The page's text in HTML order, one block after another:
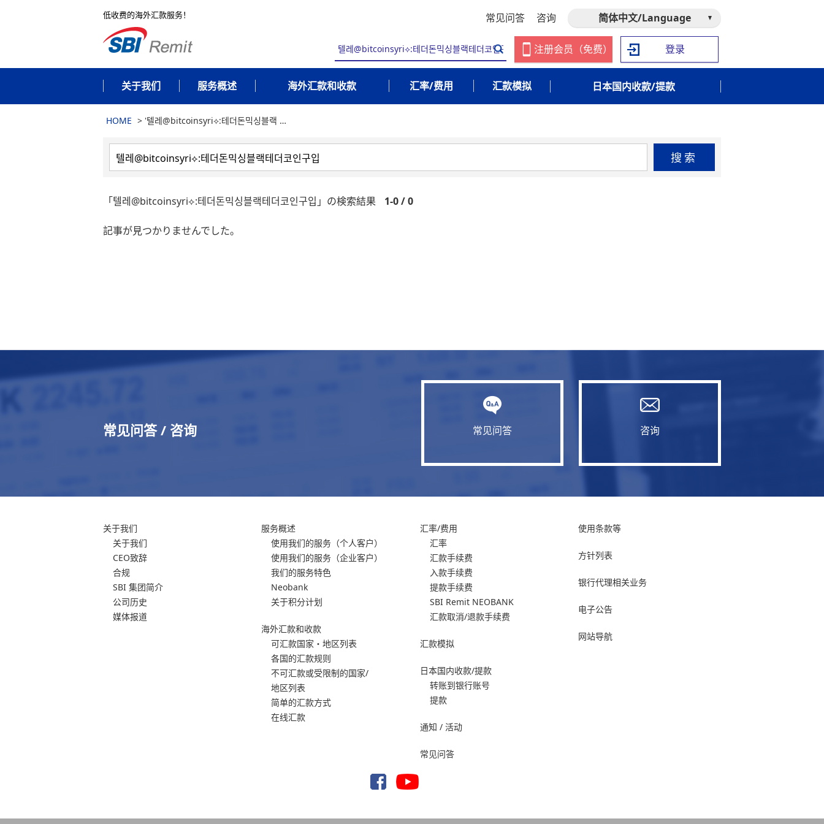
低收费的海外汇款服务！ 常见问答 咨询 简体中文/Language
注册会员（免费） 登录
关于我们 服务概述 海外汇款和收款 汇率/费用 汇款模拟 日本国内收款/提款
HOME > '텔레@bitcoinsyri⟡:테더돈믹싱블랙 …
搜索
「텔레@bitcoinsyri⟡:테더돈믹싱블랙테더코인구입」の検索結果 1-0 / 0
記事が見つかりませんでした。
常见问答 / 咨询 常见问答 咨询
关于我们
关于我们
CEO致辞
合规
SBI 集团简介
公司历史
媒体报道
服务概述
使用我们的服务 （个人客户）
使用我们的服务 （企业客户）
我们的服务特色
Neobank
关于积分计划
海外汇款和收款
可汇款国家・地区列表
各国的汇款规则
不可汇款或受限制的国家/
地区列表
简单的汇款方式
在线汇款
汇率/费用
汇率
汇款手续费
入款手续费
提款手续费
SBI Remit NEOBANK
汇款取消/退款手续费
汇款模拟
日本国内收款/提款
转账到银行账号
提款
通知 / 活动
常见问答
使用条款等
方针列表
银行代理相关业务
电子公告
网站导航